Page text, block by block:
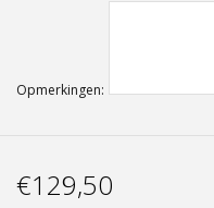
Opmerkingen:
€129,50